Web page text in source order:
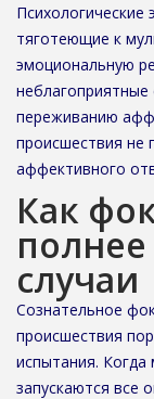
тяготеющие к
эмоциональную
переживанию
происшествия не
аффективного
Как
случаи
Сознательное
происшествия
испытания.
запускаются